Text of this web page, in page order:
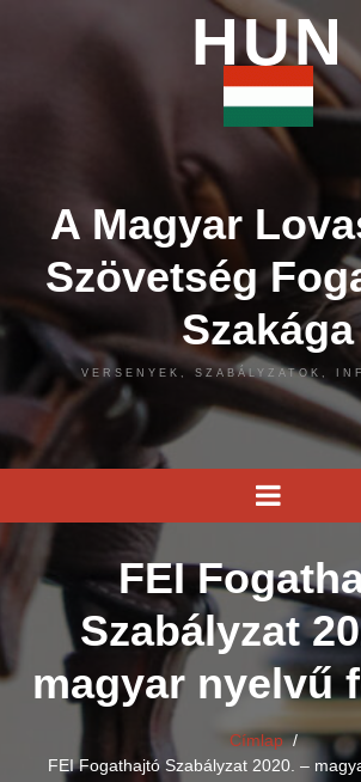
HUN
A Magyar
Szövetség
Szakága
VERSENYEK, SZABÁLYZATOK,
FEI
Szabályzat
magyar nyelvű
Címlap/
FEI Fogathajtó Szabályzat 2020. –